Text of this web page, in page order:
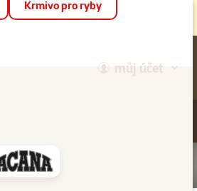
můj účet
Krmivo pro ryby